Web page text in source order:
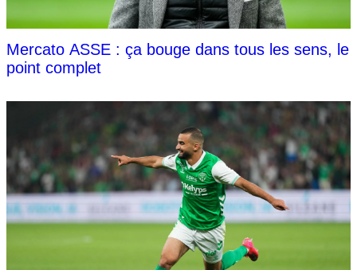
Mercato ASSE : ça bouge dans tous les sens, le
point complet